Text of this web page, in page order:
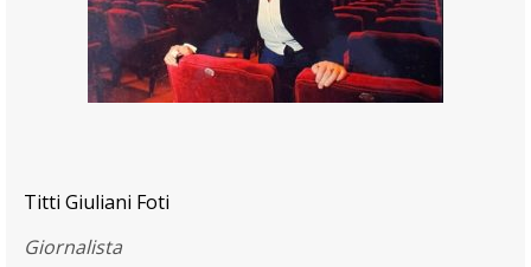
Titti Giuliani Foti
Giornalista